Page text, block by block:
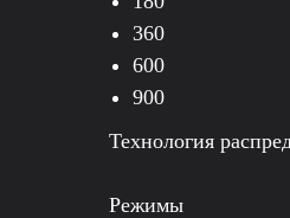
360
600
900
Технология
Режимы